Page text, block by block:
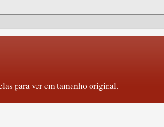
para ver em tamanho original.